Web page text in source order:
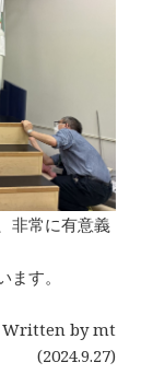
非常に有意義
す。
Written by mt
(2024.9.27)